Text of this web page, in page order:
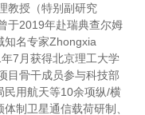
教授（特别副研究
于2019年赴瑞典查尔姆
知名专家Zhongxia
7月获得北京理工大学
目骨干成员参与科技部
民用航天等10余项纵/横
制卫星通信载荷研制、